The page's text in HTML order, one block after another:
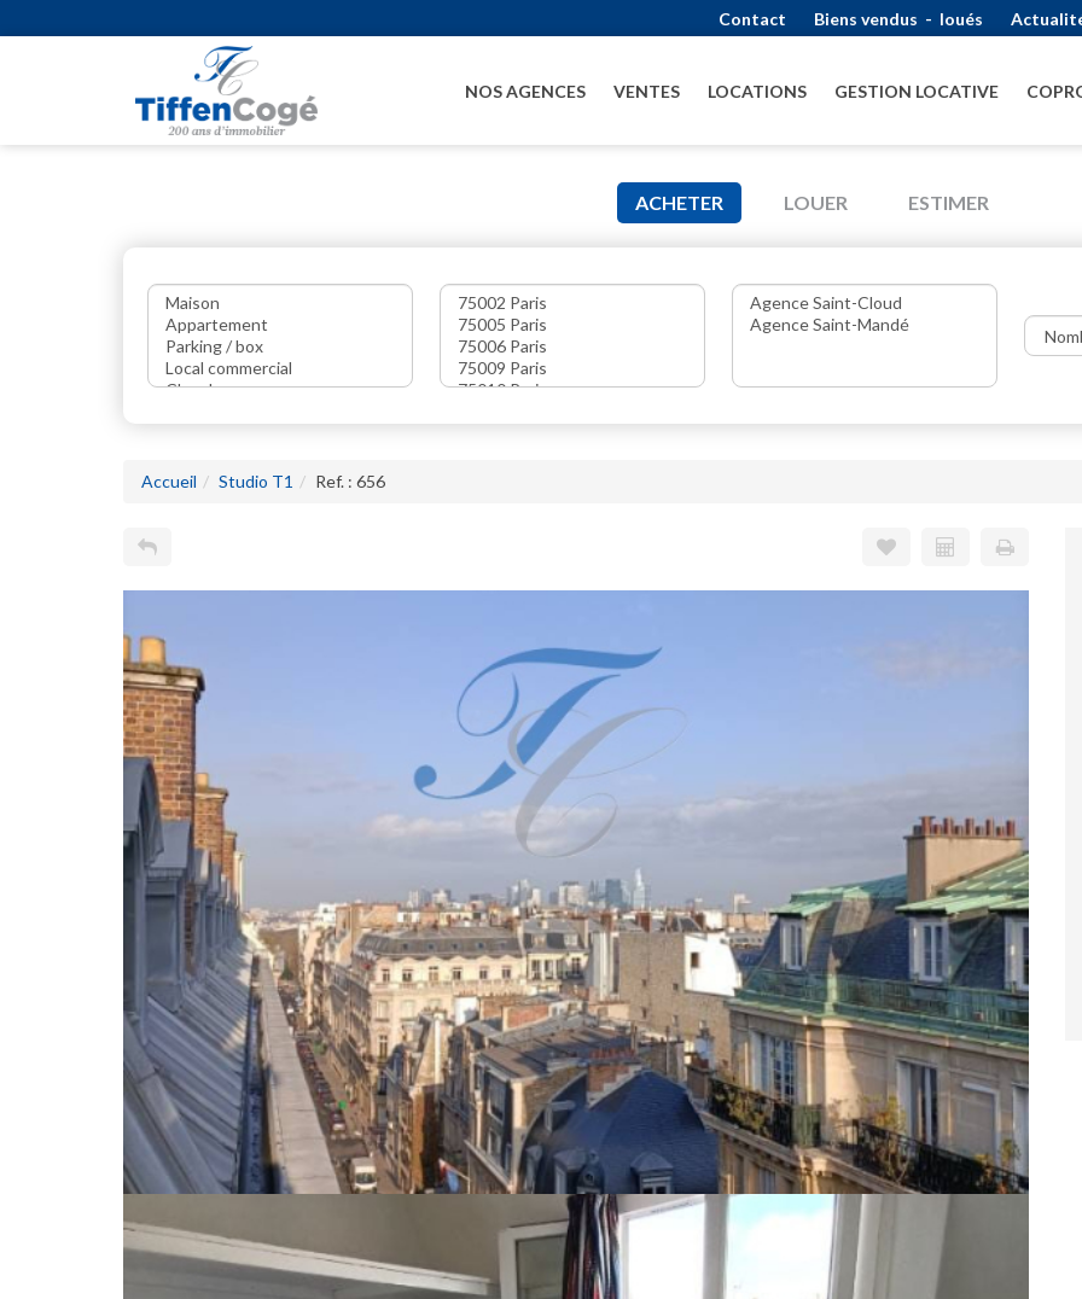
Contact Biens vendus - loués
NOS AGENCES VENTES LOCATIONS GESTION LOCATIVE
ACHETER LOUER ESTIMER
Accueil Studio T1 Ref. : 656